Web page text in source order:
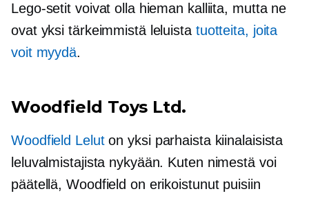
Lego-setit voivat olla hieman kalliita, mutta ne
ovat yksi tärkeimmistä leluista tuotteita, joita
voit myydä.
Woodfield Toys Ltd.
Woodfield Leluton yksi parhaista kiinalaisista
leluvalmistajista nykyään. Kuten nimestä voi
päätellä, Woodfield on erikoistunut puisiin